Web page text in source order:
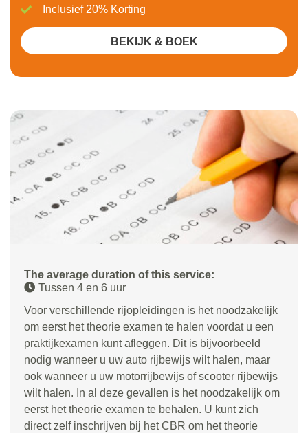
The average duration of this service:
Tussen 4 en 6 uur
Voor verschillende rijopleidingen is het noodzakelijk
om eerst het theorie examen te halen voordat u een
praktijkexamen kunt afleggen. Dit is bijvoorbeeld
nodig wanneer u uw auto rijbewijs wilt halen, maar
ook wanneer u uw motorrijbewijs of scooter rijbewijs
wilt halen. In al deze gevallen is het noodzakelijk om
eerst het theorie examen te behalen. U kunt zich
direct zelf inschrijven bij het CBR om het theorie
Inclusief 20% Korting
BEKIJK & BOEK